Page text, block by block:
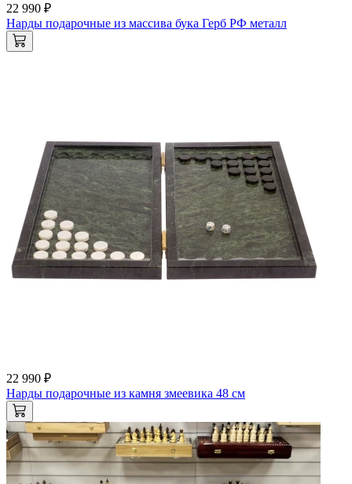
22 990 ₽
Нарды подарочные из массива бука Герб РФ металл
22 990 ₽
Нарды подарочные из камня змеевика 48 см